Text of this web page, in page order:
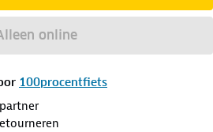
online
100procentfiets